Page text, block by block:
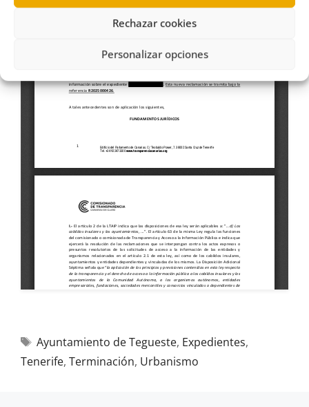
Rechazar cookies
Personalizar opciones
Ayuntamiento de Tegueste, Expedientes,
Tenerife, Terminación, Urbanismo